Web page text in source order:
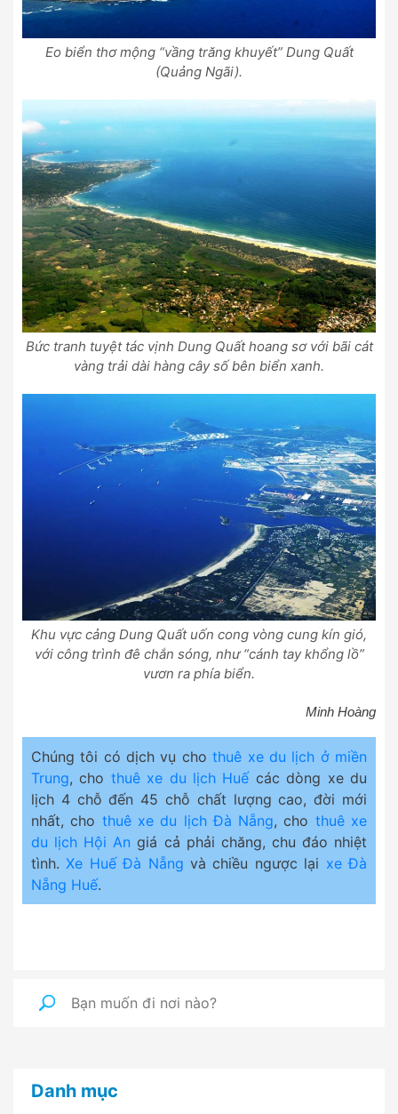
Eo biển thơ mộng “vầng trăng khuyết” Dung Quất
(Quảng Ngãi).
Bức tranh tuyệt tác vịnh Dung Quất hoang sơ với bãi cát
vàng trải dài hàng cây số bên biển xanh.
Khu vực cảng Dung Quất uốn cong vòng cung kín gió,
với công trình đê chắn sóng, như “cánh tay khổng lồ”
vươn ra phía biển.
Minh Hoàng
Chúng tôi có dịch vụ chothuê xe du lịch ở miền
Trung, cho thuê xe du lịch Huếcác dòng xe du
lịch 4 chỗ đến 45 chỗ chất lượng cao, đời mới
nhất, cho thuê xe du lịch Đà Nẵng, cho thuê xe
du lịch Hội An giá cả phải chăng, chu đáo nhiệt
tình.Xe Huế Đà Nẵng và chiều ngược lại xe Đà
Nẵng Huế.
Danh mục